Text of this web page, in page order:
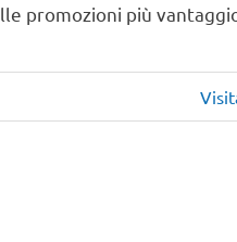
promozioni più